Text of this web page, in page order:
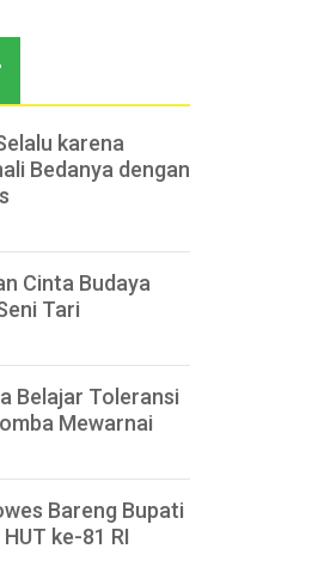
karena
Bedanya dengan
Cinta Budaya
Tari
Belajar Toleransi
Mewarnai
Bareng Bupati
ke-81 RI